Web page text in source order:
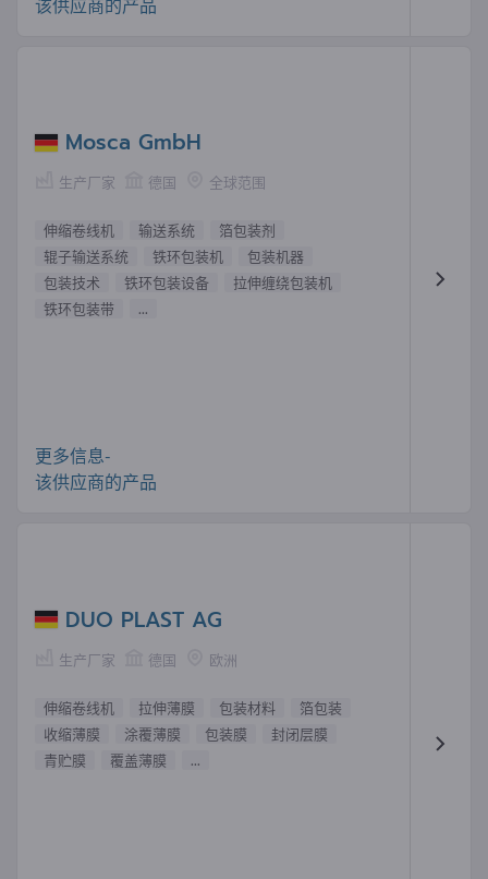
该供应商的产品
Mosca GmbH
生产厂家 德国 全球范围
伸缩卷线机 输送系统
箔包装剂
辊子输送系统
铁环包装机
包装机器
包装技术
铁环包装设备
拉伸缠绕包装机
铁环包装带
...
更多信息-
该供应商的产品
DUO PLAST AG
生产厂家 德国 欧洲
伸缩卷线机 拉伸薄膜 包装材料
箔包装
收缩薄膜
涂覆薄膜 包装膜
封闭层膜
青贮膜
覆盖薄膜 ...